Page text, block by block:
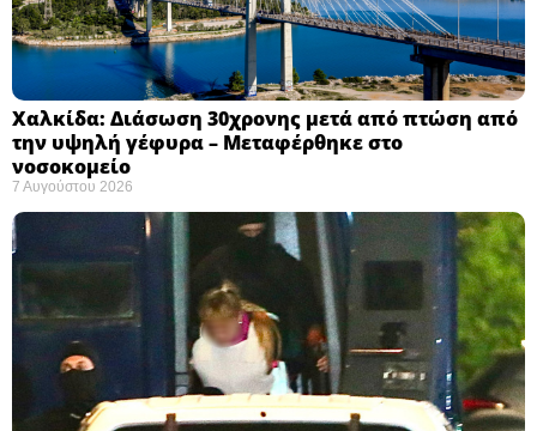
Χαλκίδα: Διάσωση 30χρονης μετά από πτώση από
την υψηλή γέφυρα – Μεταφέρθηκε στο
νοσοκομείο ​
7 Αυγούστου 2026